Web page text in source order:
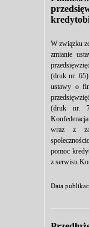
W związku
zmianie
(druk nr.
ustawy o
(druk nr.
wraz z
pomoc
z serwisu
Data